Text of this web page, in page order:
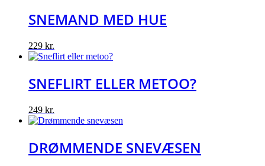
SNEMAND MED HUE
229 kr.
SNEFLIRT ELLER METOO?
249 kr.
DRØMMENDE SNEVÆSEN